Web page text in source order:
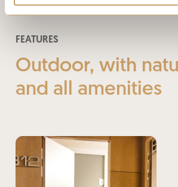
FEATURES
Outdoor, with
and all amenities